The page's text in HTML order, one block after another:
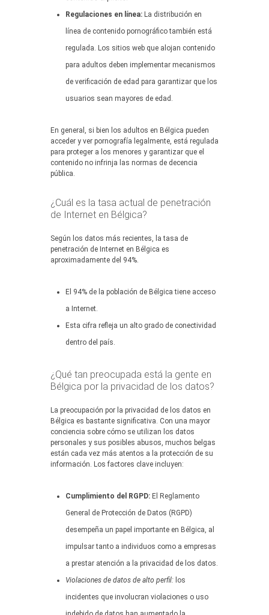
Regulaciones en línea: La distribución en
línea de contenido pornográfico también está
regulada. Los sitios web que alojan contenido
para adultos deben implementar mecanismos
de verificación de edad para garantizar que los
usuarios sean mayores de edad.
En general, si bien los adultos en Bélgica pueden
acceder y ver pornografía legalmente, está regulada
para proteger a los menores y garantizar que el
contenido no infrinja las normas de decencia
pública.
¿Cuál es la tasa actual de penetración
de Internet en Bélgica?
Según los datos más recientes, la tasa de
penetración de Internet en Bélgica es
aproximadamente del 94%.
El 94% de la población de Bélgica tiene acceso
a Internet.
Esta cifra refleja un alto grado de conectividad
dentro del país.
¿Qué tan preocupada está la gente en
Bélgica por la privacidad de los datos?
La preocupación por la privacidad de los datos en
Bélgica es bastante significativa. Con una mayor
conciencia sobre cómo se utilizan los datos
personales y sus posibles abusos, muchos belgas
están cada vez más atentos a la protección de su
información. Los factores clave incluyen:
Cumplimiento del RGPD: El Reglamento
General de Protección de Datos (RGPD)
desempeña un papel importante en Bélgica, al
impulsar tanto a individuos como a empresas
a prestar atención a la privacidad de los datos.
Violaciones de datos de alto perfil: los
incidentes que involucran violaciones o uso